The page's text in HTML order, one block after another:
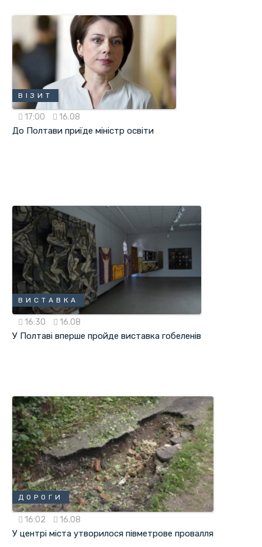
ВІЗИТ
17:00 16.08
До Полтави приїде міністр освіти
ВИСТАВКА
16:30 16.08
У Полтаві вперше пройде виставка гобеленів
ДОРОГИ
16:02 16.08
У центрі міста утворилося півметрове провалля